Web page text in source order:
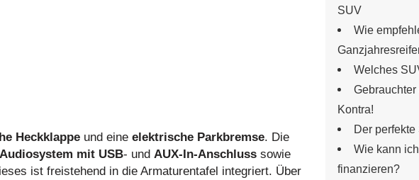
Heckklappe und eine elektrische Parkbremse. Die
Audiosystem mit USB- und AUX-In-Anschluss sowie
ist freistehend in die Armaturentafel integriert. Über
SUV
Wie
Welches
Kontra!
Der
Wie kann
finanzieren?